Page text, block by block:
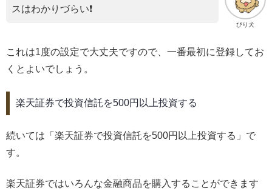
びり犬
スはわかりづらい❗️
これは1度の設定で大丈夫ですので、一番最初に登録してお
くとよいでしょう。
楽天証券で投資信託を500円以上投資する
続いては「楽天証券で投資信託を500円以上投資する」で
す。
楽天証券ではいろんな金融商品を購入することができます